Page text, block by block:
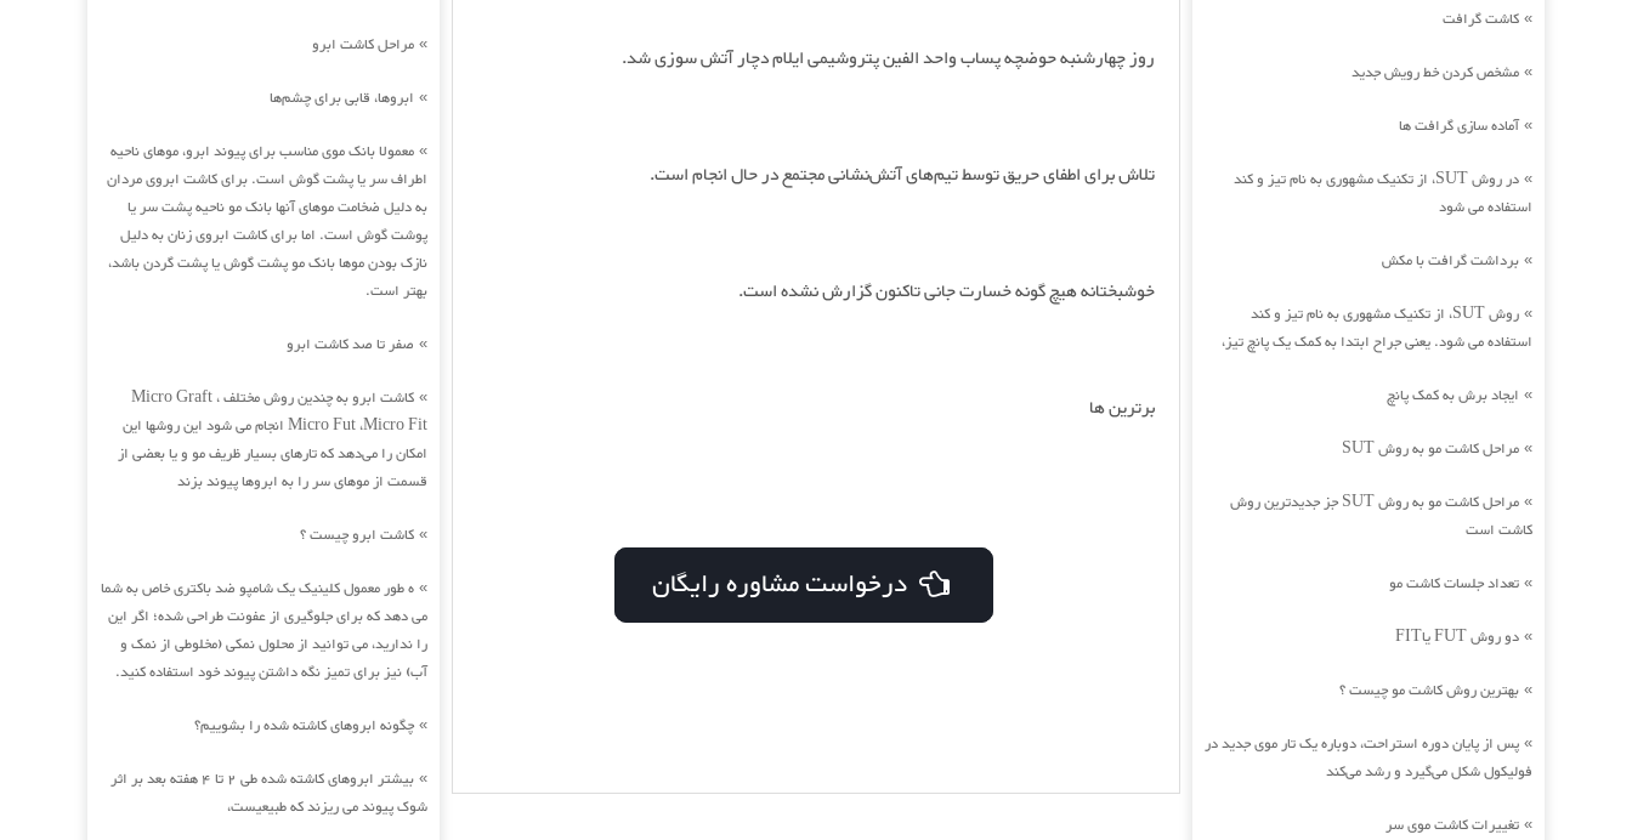
» مراحل کاشت ابرو
» ابروها، قابی برای چشم‌ها
» معمولا بانک موی مناسب برای پیوند ابرو، موهای ناحیه
اطراف سر یا پشت گوش است. برای کاشت ابروی مردان
به دلیل ضخامت موهای آنها بانک مو ناحیه پشت سر یا
پوشت گوش است. اما برای کاشت ابروی زنان به دلیل
نازک بودن موها بانک مو پشت گوش یا پشت گردن باشد،
بهتر است.
» صفر تا صد کاشت ابرو
»
کاشت ابرو به چندین روش مختلف Micro Graft ،
Micro Fut ،Micro Fit انجام می شود این روشها این
امکان را می‌دهد که تارهای بسیار ظریف مو و یا بعضی از
قسمت از موهای سر را به ابروها پیوند بزند
» کاشت ابرو چیست ؟
» ه طور معمول کلینیک یک شامپو ضد باکتری خاص به شما
می دهد که برای جلوگیری از عفونت طراحی شده؛ اگر این
را ندارید، می توانید از محلول نمکی (مخلوطی از نمک و
آب) نیز برای تمیز نگه داشتن پیوند خود استفاده کنید.
» چگونه ابروهای کاشته شده را بشوییم؟
»
بیشتر ابروهای کاشته شده طی 2 تا 4 هفته بعد بر اثر
شوک پیوند می ریزند که طبیعیست،
روز چهارشنبه حوضچه پساب واحد الفین پتروشیمی ایلام دچار آتش سوزی شد.
تلاش برای اطفای حریق توسط تیم‌های آتش‌نشانی مجتمع در حال انجام است.
خوشبختانه هیچ گونه خسارت جانی تاکنون گزارش نشده است.
برترین ها
درخواست مشاوره رایگان
» کاشت گرافت
» مشخص کردن خط رویش جدید
»آماده سازی گرافت ها
»
در روش SUT، از تکنیک مشهوری به نام تیز و کند
استفاده می شود
» برداشت گرافت با مکش
»
روش SUT، از تکنیک مشهوری به نام تیز و کند
استفاده می شود. یعنی جراح ابتدا به کمک یک پانچ تیز،
» ایجاد برش به کمک پانچ
» مراحل کاشت مو به روش SUT
»
مراحل کاشت مو به روش SUT جز جدیدترین روش
کاشت است
» تعداد جلسات کاشت مو
» دو روش FUT یاFIT
» بهترین روش کاشت مو چیست ؟
» پس از پایان دوره استراحت، دوباره یک تار موی جدید در
فولیکول شکل می‌گیرد و رشد می‌کند
» تغییرات کاشت موی سر